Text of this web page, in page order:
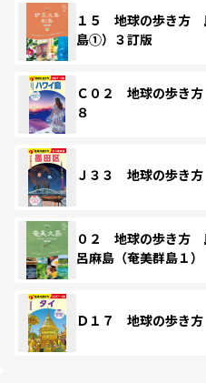
１５ 地球の歩き方
島①）３訂版
Ｃ０２ 地球の歩き
８
Ｊ３３ 地球の歩き
０２ 地球の歩き
呂麻島（奄美群島１
Ｄ１７ 地球の歩き